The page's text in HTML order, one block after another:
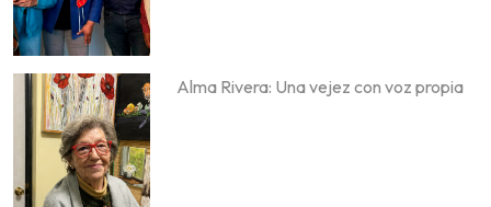
Alma Rivera: Una vejez con voz propia